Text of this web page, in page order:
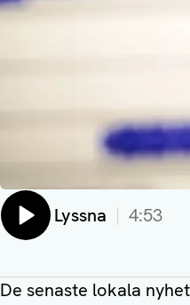
Lyssna 4:53
De senaste lokala